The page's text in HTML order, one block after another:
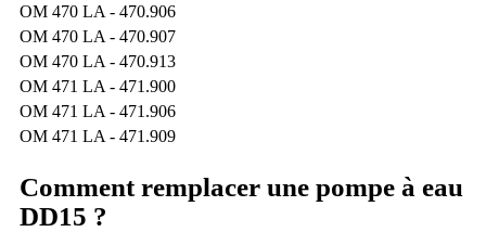
OM 470 LA - 470.906
OM 470 LA - 470.907
OM 470 LA - 470.913
OM 471 LA - 471.900
OM 471 LA - 471.906
OM 471 LA - 471.909
Comment remplacer une pompe à eau
DD15 ?